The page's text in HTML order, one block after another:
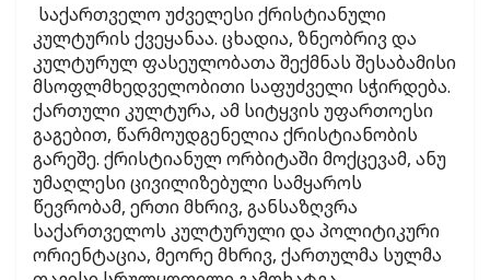
საქართველო უძველესი ქრისტიანული
კულტურის ქვეყანაა. ცხადია, ზნეობრივ და
კულტურულ ფასეულობათა შექმნას შესაბამისი
მსოფლმხედველობითი საფუძველი სჭირდება.
ქართული კულტურა, ამ სიტყვის უფართოესი
გაგებით, წარმოუდგენელია ქრისტიანობის
გარეშე. ქრისტიანულ ორბიტაში მოქცევამ, ანუ
უმაღლესი ცივილიზებული სამყაროს
წევრობამ, ერთი მხრივ, განსაზღვრა
საქართველოს კულტურული და პოლიტიკური
ორიენტაცია, მეორე მხრივ, ქართულმა სულმა